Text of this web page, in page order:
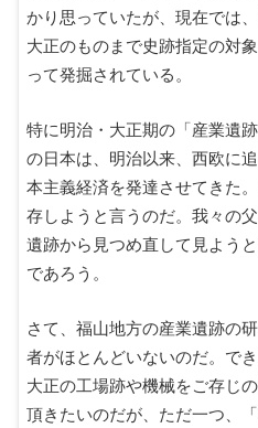
かり思っていたが、現在では
大正のものまで史跡指定の対
って発掘されている。
特に明治・大正期の「産業遺
の日本は、明治以来、西欧に
本主義経済を発達させてきた
存しようと言うのだ。我々の
遺跡から見つめ直して見よう
であろう。
さて、福山地方の産業遺跡の
者がほとんどいないのだ。で
大正の工場跡や機械をご存じ
頂きたいのだが、ただ一つ、「